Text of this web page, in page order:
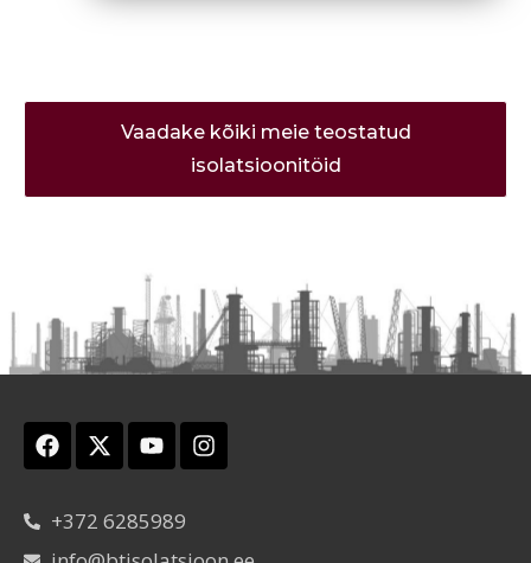
Vaadake kõiki meie teostatud
isolatsioonitöid
+372 6285989